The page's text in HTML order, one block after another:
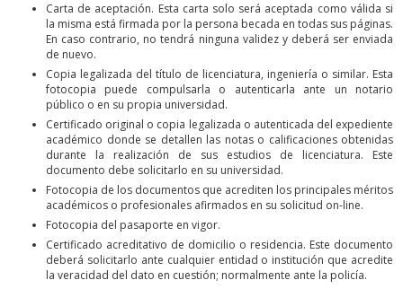
Carta de aceptación. Esta carta solo será aceptada como válida si
la misma está firmada por la persona becada en todas sus páginas.
En caso contrario, no tendrá ninguna validez y deberá ser enviada
de nuevo.
Copia legalizada del título de licenciatura, ingeniería o similar. Esta
fotocopia puede compulsarla o autenticarla ante un notario
público o en su propia universidad.
Certificado original o copia legalizada o autenticada del expediente
académico donde se detallen las notas o calificaciones obtenidas
durante la realización de sus estudios de licenciatura. Este
documento debe solicitarlo en su universidad.
Fotocopia de los documentos que acrediten los principales méritos
académicos o profesionales afirmados en su solicitud on-line.
Fotocopia del pasaporte en vigor.
Certificado acreditativo de domicilio o residencia. Este documento
deberá solicitarlo ante cualquier entidad o institución que acredite
la veracidad del dato en cuestión; normalmente ante la policía.